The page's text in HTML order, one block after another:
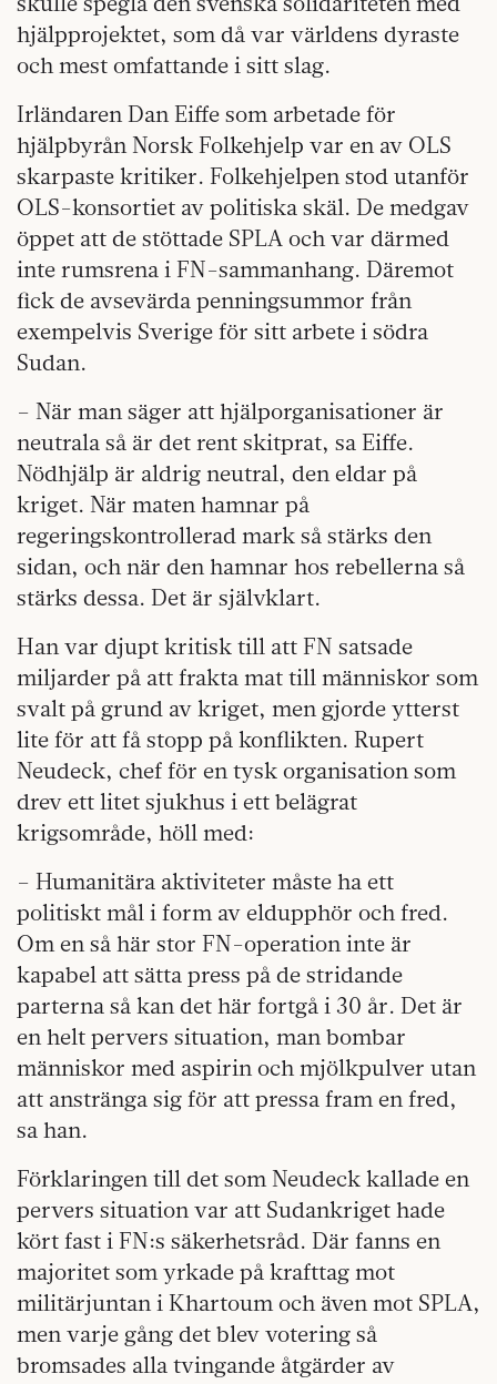
hjälpprojektet, som då var världens dyraste
och mest omfattande i sitt slag.
Irländaren Dan Eiffe som arbetade för
hjälpbyrån Norsk Folkehjelp var en av OLS
skarpaste kritiker. Folkehjelpen stod utanför
OLS-konsortiet av politiska skäl. De medgav
öppet att de stöttade SPLA och var därmed
inte rumsrena i FN-sammanhang. Däremot
fick de avsevärda penningsummor från
exempelvis Sverige för sitt arbete i södra
Sudan.
– När man säger att hjälporganisationer är
neutrala så är det rent skitprat, sa Eiffe.
Nödhjälp är aldrig neutral, den eldar på
kriget. När maten hamnar på
regeringskontrollerad mark så stärks den
sidan, och när den hamnar hos rebellerna så
stärks dessa. Det är självklart.
Han var djupt kritisk till att FN satsade
miljarder på att frakta mat till människor som
svalt på grund av kriget, men gjorde ytterst
lite för att få stopp på konflikten. Rupert
Neudeck, chef för en tysk organisation som
drev ett litet sjukhus i ett belägrat
krigsområde, höll med:
– Humanitära aktiviteter måste ha ett
politiskt mål i form av eldupphör och fred.
Om en så här stor FN-operation inte är
kapabel att sätta press på de stridande
parterna så kan det här fortgå i 30 år. Det är
en helt pervers situation, man bombar
människor med aspirin och mjölkpulver utan
att anstränga sig för att pressa fram en fred,
sa han.
Förklaringen till det som Neudeck kallade en
pervers situation var att Sudankriget hade
kört fast i FN:s säkerhetsråd. Där fanns en
majoritet som yrkade på krafttag mot
militärjuntan i Khartoum och även mot SPLA,
men varje gång det blev votering så
bromsades alla tvingande åtgärder av